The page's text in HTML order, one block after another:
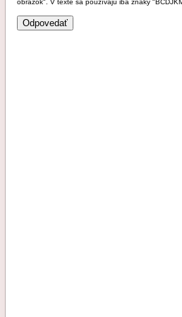
obrázok". V texte sa používajú iba znaky